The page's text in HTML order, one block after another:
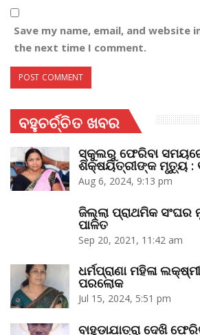
Save my name, email, and website
the next time I comment.
ବହୁଚର୍ଚ୍ଚିତ ଖବର
ସ୍କୁଲରୁ ଫେରିବା
ଶିକ୍ଷୟିତ୍ରୀଙ୍କ ମୃତ୍ୟୁ :
Aug 6, 2024, 9:13 pm
ଜିଲ୍ଲା ପ୍ରାଥମିକ ସଂଘର
ପାଳିତ
Sep 20, 2021, 11:42 am
ଧର୍ମପ୍ରାଣା ମହିଳା
ପରଲୋକ
Jul 15, 2024, 5:51 pm
ବାହୁଡ଼ାଯାତ୍ରା ଦେଖି